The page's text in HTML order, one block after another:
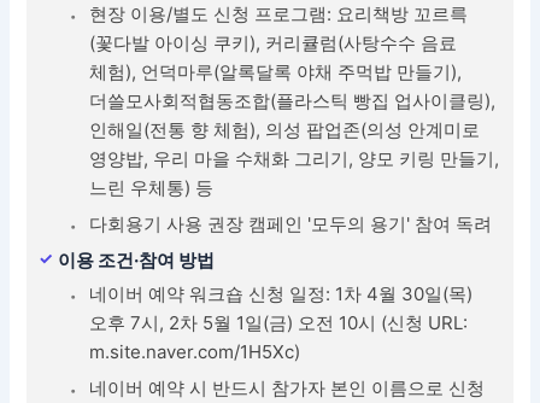
현장 이용/별도 신청 프로그램: 요리책방 꼬르륵
(꽃다발 아이싱 쿠키), 커리큘럼(사탕수수 음료
체험), 언덕마루(알록달록 야채 주먹밥 만들기),
더쓸모사회적협동조합(플라스틱 빵집 업사이클링),
인해일(전통 향 체험), 의성 팝업존(의성 안계미로
영양밥, 우리 마을 수채화 그리기, 양모 키링 만들기,
느린 우체통) 등
다회용기 사용 권장 캠페인 '모두의 용기' 참여 독려
이용 조건·참여 방법
네이버 예약 워크숍 신청 일정: 1차 4월 30일(목)
오후 7시, 2차 5월 1일(금) 오전 10시 (신청 URL:
m.site.naver.com/1H5Xc)
네이버 예약 시 반드시 참가자 본인 이름으로 신청